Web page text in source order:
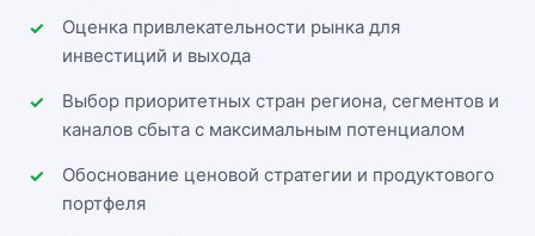
Оценка привлекательности рынка для
инвестиций и выхода
Выбор приоритетных стран региона, сегментов и
каналов сбыта с максимальным потенциалом
Обоснование ценовой стратегии и продуктового
портфеля